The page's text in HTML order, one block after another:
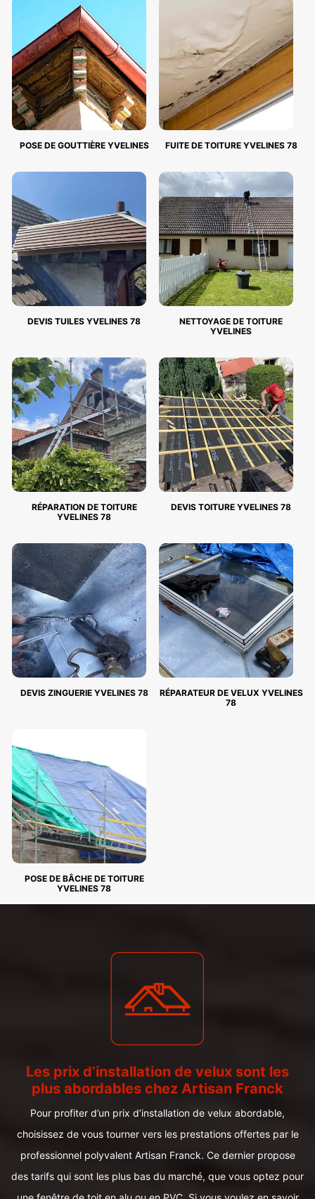
POSE DE GOUTTIÈRE YVELINES FUITE DE TOITURE YVELINES 78
DEVIS TUILES YVELINES 78
NETTOYAGE DE TOITURE
YVELINES
RÉPARATION DE TOITURE
YVELINES 78
DEVIS TOITURE YVELINES 78
DEVIS ZINGUERIE YVELINES 78
RÉPARATEUR DE VELUX YVELINES
78
POSE DE BÂCHE DE TOITURE
YVELINES 78
Les prix d’installation de velux sont les
plus abordables chez Artisan Franck
Pour profiter d’un prix d’installation de velux abordable,
choisissez de vous tourner vers les prestations offertes par le
professionnel polyvalent Artisan Franck. Ce dernier propose
des tarifs qui sont les plus bas du marché, que vous optez pour